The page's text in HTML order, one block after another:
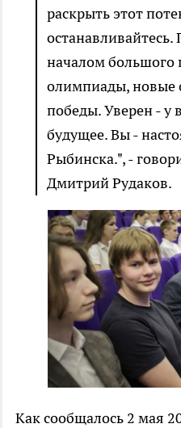
раскрыть этот
останавливайтесь.
началом большого
олимпиады, новые
победы. Уверен - у
будущее. Вы -
Рыбинска.", -
Дмитрий Рудаков.
Как сообщалось 2 мая